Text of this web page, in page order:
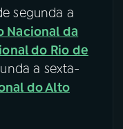
segunda a
Nacional da
do Rio de
a sexta-
do Alto